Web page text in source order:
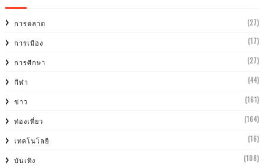
การตลาด (27)
การเมือง (17)
การศีกษา (27)
กีฬา (44)
ข่าว (161)
ท่องเที่ยว (164)
เทคโนโลยี (16)
บันเทิง (108)